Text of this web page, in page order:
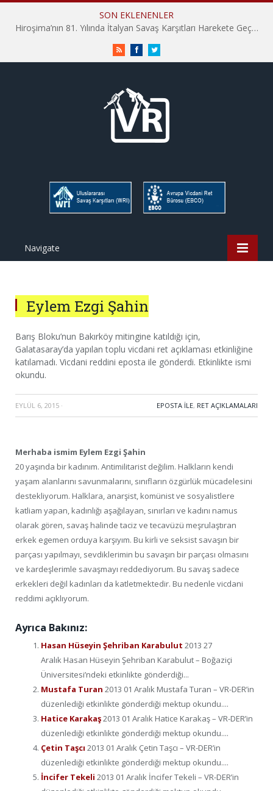
SON EKLENENLER
Hiroşima’nın 81. Yılında İtalyan Savaş Karşıtları Harekete Geçti: “Hatırlamak yeterli değil”
RSS FacebookTwitter
Navigate
Eylem Ezgi Şahin
Barış Bloku’nun Bakırköy mitingine katıldığı için,
Galatasaray’da yapılan toplu vicdani ret açıklaması etkinliğine
katılamadı. Vicdani reddini eposta ile gönderdi. Etkinlikte ismi
okundu.
EYLÜL 6, 2015 · EPOSTA ILE, RET AÇIKLAMALARI
Merhaba ismim Eylem Ezgi Şahin
20 yaşında bir kadınım. Antimilitarist değilim. Halkların kendi
yaşam alanlarını savunmalarını, sınıfların özgürlük mücadelesini
destekliyorum. Halklara, anarşist, komünist ve sosyalistlere
katliam yapan, kadınlığı aşağılayan, sınırları ve kadını namus
olarak gören, savaş halinde taciz ve tecavüzü meşrulaştıran
erkek egemen orduya karşıyım. Bu kirli ve seksist savaşın bir
parçası yapılmayı, sevdiklerimin bu savaşın bir parçası olmasını
ve kardeşlerimle savaşmayı reddediyorum. Bu savaş sadece
erkekleri değil kadınları da katletmektedir. Bu nedenle vicdani
reddimi açıklıyorum.
Ayrıca Bakınız:
Hasan Hüseyin Şehriban Karabulut 2013 27
Aralık Hasan Hüseyin Şehriban Karabulut – Boğaziçi
Üniversitesi’ndeki etkinlikte gönderdiği...
Mustafa Turan 2013 01 Aralık Mustafa Turan – VR-DER’in
düzenlediği etkinlikte gönderdiği mektup okundu....
Hatice Karakaş2013 01 Aralık Hatice Karakaş – VR-DER’in
düzenlediği etkinlikte gönderdiği mektup okundu....
Çetin Taşcı 2013 01 Aralık Çetin Taşcı – VR-DER’in
düzenlediği etkinlikte gönderdiği mektup okundu....
İncifer Tekeli 2013 01 Aralık İncifer Tekeli – VR-DER’in